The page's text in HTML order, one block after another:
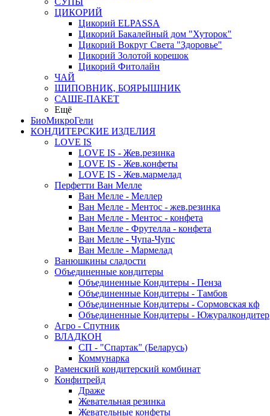
ЦИКОРИЙ
Цикорий ELPASSA
Цикорий Бакалейный дом "Хуторок"
Цикорий Вокруг Света "Здоровье"
Цикорий Золотой корешок
Цикорий Фитолайн
ЧАЙ
ШИПОВНИК, БОЯРЫШНИК
САШЕ-ПАКЕТ
Ещё
БиоМикроГели
КОНДИТЕРСКИЕ ИЗДЕЛИЯ
LOVE IS
LOVE IS - Жев.резинка
LOVE IS - Жев.конфеты
LOVE IS - Жев.мармелад
Перфетти Ван Мелле
Ван Мелле - Меллер
Ван Мелле - Ментос - жев.резинка
Ван Мелле - Ментос - конфета
Ван Мелле - Фрутелла - конфета
Ван Мелле - Чупа-Чупс
Ван Мелле - Мармелад
Ванюшкины сладости
Объединенные кондитеры
Объединенные Кондитеры - Пенза
Объединенные Кондитеры - Тамбов
Объединенные Кондитеры - Сормовская кф
Объединенные Кондитеры - Южуралкондитер
Агро - Спутник
ВЛАДКОН
СП - "Спартак" (Беларусь)
Коммунарка
Раменский кондитерский комбинат
Конфитрейд
Драже
Жевательная резинка
Жевательные конфеты